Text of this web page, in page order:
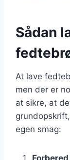
Sådan
At lave
men der er
at sikre, at
egen smag: